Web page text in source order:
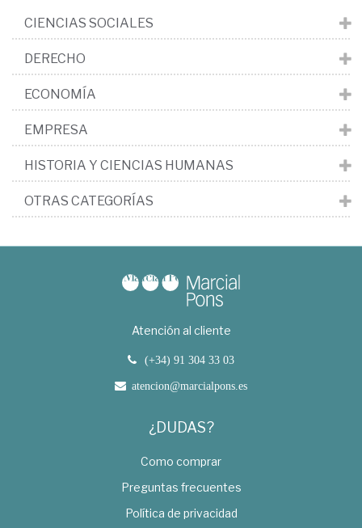
CIENCIAS SOCIALES
DERECHO
ECONOMÍA
EMPRESA
HISTORIA Y CIENCIAS HUMANAS
OTRAS CATEGORÍAS
Atención al cliente
(+34) 91 304 33 03
atencion@marcialpons.es
¿DUDAS?
Como comprar
Preguntas frecuentes
Política de privacidad